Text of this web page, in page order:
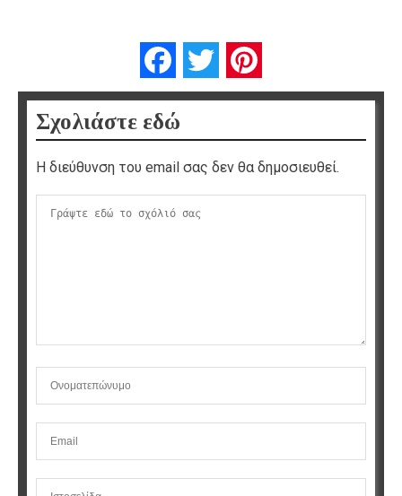
FacebookTwitter
Σχολιάστε εδώ
Η διεύθυνση του email σας δεν θα δημοσιευθεί.